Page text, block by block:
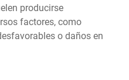
producirse
factores, como
o daños en